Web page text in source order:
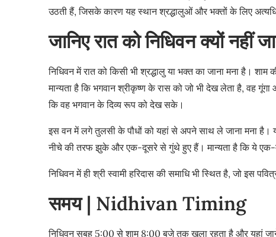
उठती हैं, जिसके कारण यह स्थान श्रद्धालुओं और भक्तों के लिए
जानिए रात को निधिवन क्यों नहीं
निधिवन में रात को किसी भी श्रद्धालु या भक्त का जाना मना है।
मान्यता है कि भगवान श्रीकृष्ण के रास को जो भी देख लेता है, वह गूंगा
कि वह भगवान के दिव्य रूप को देख सके।
इस वन में लगे तुलसी के पौधों को यहां से अपने साथ ले जाना मना है।
नीचे की तरफ झुके और एक-दूसरे से गुंथे हुए हैं। मान्यता है कि ये एक-
निधिवन में ही श्री स्वामी हरिदास की समाधि भी स्थित है, जो इस
समय | Nidhivan Timing
निधिवन सुबह 5:00 से शाम 8:00 बजे तक खुला रहता है और यहां